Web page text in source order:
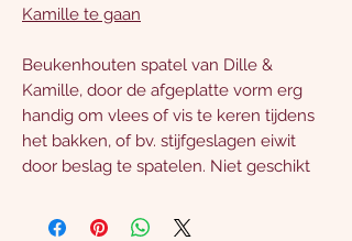
Kamille te gaan
Beukenhouten spatel van Dille &
Kamille, door de afgeplatte vorm erg
handig om vlees of vis te keren tijdens
het bakken, of bv. stijfgeslagen eiwit
door beslag te spatelen. Niet geschikt